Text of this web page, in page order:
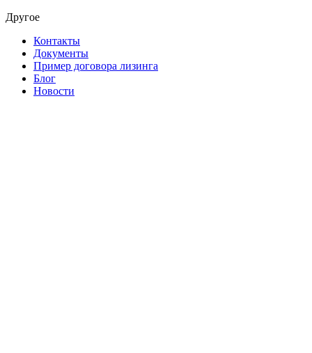
Другое
Контакты
Документы
Пример договора лизинга
Блог
Новости